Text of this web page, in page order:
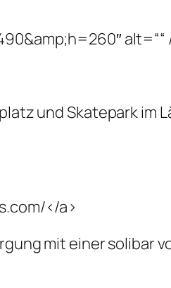
alt=““
und Skatepark im
</a>
mit einer solibar